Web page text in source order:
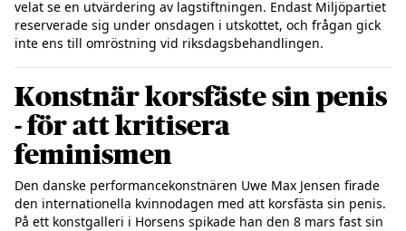
velat se en utvärdering av lagstiftningen. Endast Miljöpartiet
reserverade sig under onsdagen i utskottet, och frågan gick
Konstnär korsfäste sin penis
- för att kritisera
feminismen
Den danske performancekonstnären Uwe Max Jensen firade
den internationella kvinnodagen med att korsfästa sin penis.
På ett konstgalleri i Horsens spikade han den 8 mars fast sin